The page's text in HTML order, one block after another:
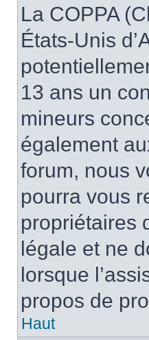
La COPPA
États-Unis
13 ans un
mineurs
également
forum, nous
pourra vous
propriétaires
légale et ne
lorsque
propos de
Haut